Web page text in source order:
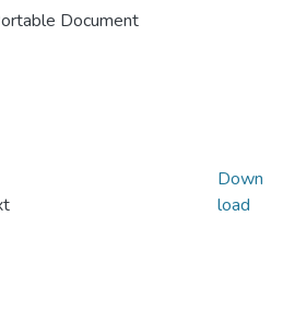
Document
Down
load